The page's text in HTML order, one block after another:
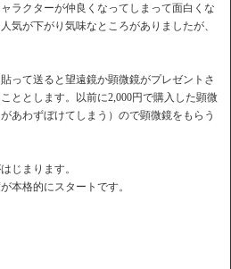
ラクターが仲良くなってしまって面白くな
気が下がり気味なところがありましたが、
って送ると望遠鏡か顕微鏡がプレゼントさ
ととします。以前に2,000円で購入した顕微
あわずぼけてしまう）ので顕微鏡をもらう
じまります。
本格的にスタートです。